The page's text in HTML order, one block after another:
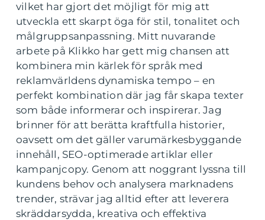
vilket har gjort det möjligt för mig att
utveckla ett skarpt öga för stil, tonalitet och
målgruppsanpassning. Mitt nuvarande
arbete på Klikko har gett mig chansen att
kombinera min kärlek för språk med
reklamvärldens dynamiska tempo – en
perfekt kombination där jag får skapa texter
som både informerar och inspirerar. Jag
brinner för att berätta kraftfulla historier,
oavsett om det gäller varumärkesbyggande
innehåll, SEO-optimerade artiklar eller
kampanjcopy. Genom att noggrant lyssna till
kundens behov och analysera marknadens
trender, strävar jag alltid efter att leverera
skräddarsydda, kreativa och effektiva